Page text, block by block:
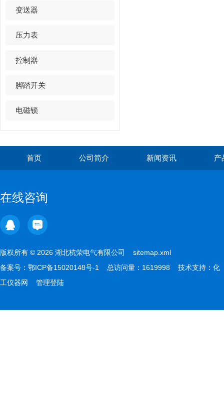
变送器
压力表
控制器
脚踏开关
电磁锁
首页 公司简介 新闻资讯 产
在线咨询
版权所有 © 2026 湖北杭荣电气有限公司 sitemap.xml
备案号： 鄂ICP备15020148号-1 总访问量：1619998 技术支持： 化
工仪器网
管理登陆